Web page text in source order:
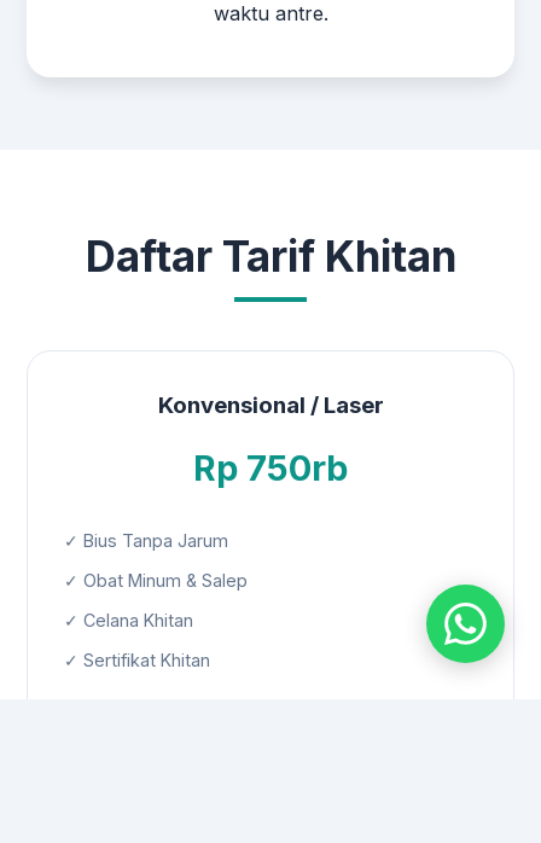
waktu antre.
Daftar Tarif Khitan
Konvensional / Laser
Rp 750rb
✓ Bius Tanpa Jarum
✓ Obat Minum & Salep
✓ Celana Khitan
✓ Sertifikat Khitan